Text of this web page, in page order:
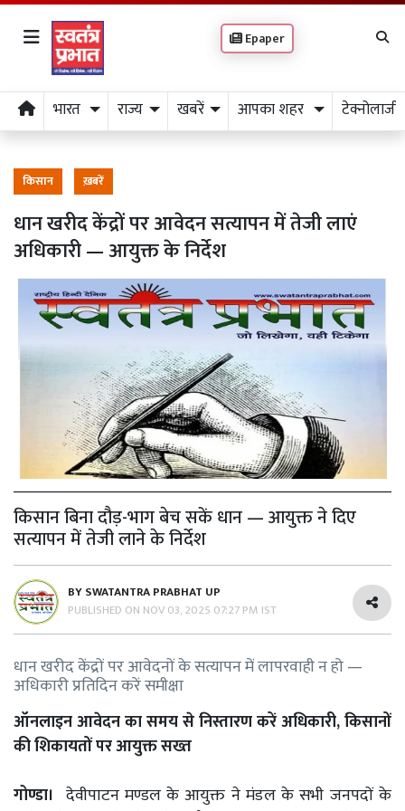
Epaper
भारत राज्य खबरें आपका शहर टेक्नोलाजी
किसान ख़बरें
धान खरीद केंद्रों पर आवेदन सत्यापन में तेजी लाएं
अधिकारी — आयुक्त के निर्देश
किसान बिना दौड़-भाग बेच सकें धान — आयुक्त ने दिए
सत्यापन में तेजी लाने के निर्देश
BYSWATANTRA PRABHAT UP
PUBLISHED ON NOV 03, 2025 07:27 PM IST
धान खरीद केंद्रों पर आवेदनों के सत्यापन में लापरवाही न हो —
अधिकारी प्रतिदिन करें समीक्षा
ऑनलाइन आवेदन का समय से निस्तारण करें अधिकारी, किसानों
की शिकायतों पर आयुक्त सख्त
गोण्डा। देवीपाटन मण्डल के आयुक्त ने मंडल के सभी जनपदों के